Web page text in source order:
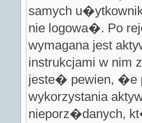
samych
nie logowa�. Po
wymagana jest
instrukcjami w nim
jeste� pewien,
wykorzystania
nieporz�danych,